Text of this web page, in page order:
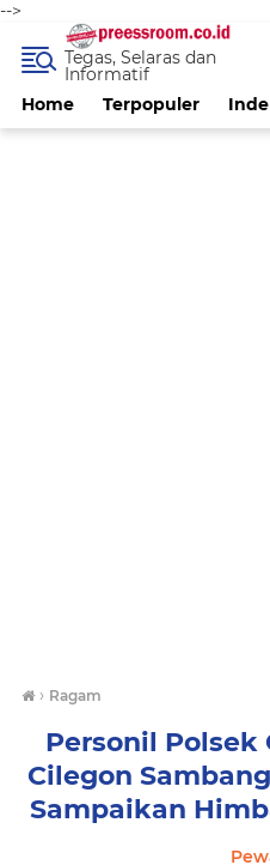
-->
Home Terpopuler
Tegas, Selaras dan
Informatif
› Ragam
Personil Polsek
Cilegon
Sampaikan